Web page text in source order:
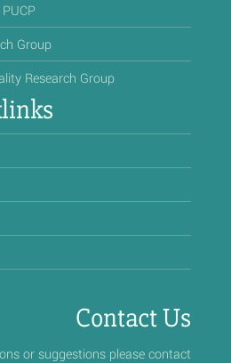
Group
Research Group
Contact Us
or suggestions please contact